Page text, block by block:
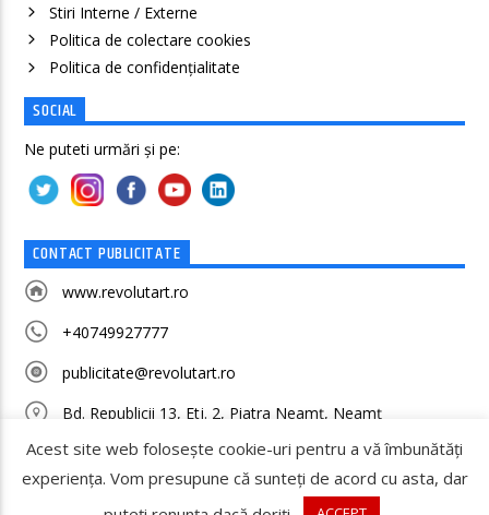
Stiri Interne / Externe
Politica de colectare cookies
Politica de confidenţialitate
SOCIAL
Ne puteti urmări și pe:
CONTACT PUBLICITATE
www.revolutart.ro
+40749927777
publicitate@revolutart.ro
Bd. Republicii 13, Etj. 2, Piatra Neamț, Neamț
Acest site web folosește cookie-uri pentru a vă îmbunătăți
experiența. Vom presupune că sunteți de acord cu asta, dar